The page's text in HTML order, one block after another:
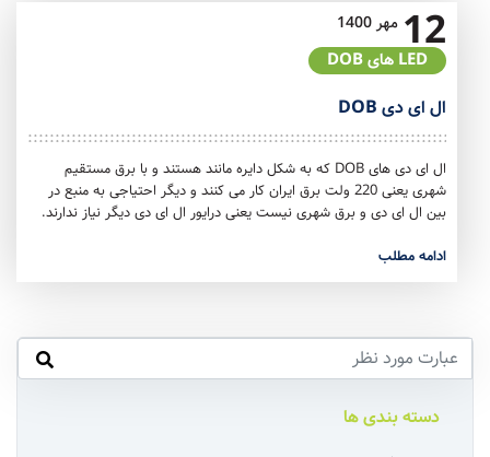
12مهر 1400
LED های DOB
ال ای دی DOB
ال ای دی های DOB که به شکل دایره مانند هستند و با برق مستقیم
شهری یعنی 220 ولت برق ایران کار می کنند و دیگر احتیاجی به منبع در
بین ال ای دی و برق شهری نیست یعنی درایور ال ای دی دیگر نیاز ندارند.
ادامه مطلب
دسته بندی ها